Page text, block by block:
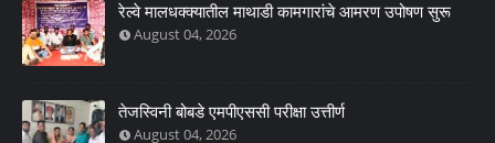
रेल्वे मालधक्क्यातील माथाडी कामगारांचे आमरण उपोषण सुरू
August 04, 2026
तेजस्विनी बोबडे एमपीएससी परीक्षा उत्तीर्ण
August 04, 2026